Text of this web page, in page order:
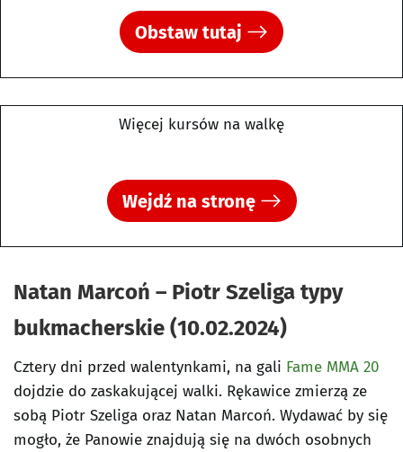
Obstaw tutaj
Więcej kursów na walkę
Wejdź na stronę
Natan Marcoń – Piotr Szeliga typy
bukmacherskie (10.02.2024)
Cztery dni przed walentynkami, na gali Fame MMA 20
dojdzie do zaskakującej walki. Rękawice zmierzą ze
sobą Piotr Szeliga oraz Natan Marcoń. Wydawać by się
mogło, że Panowie znajdują się na dwóch osobnych